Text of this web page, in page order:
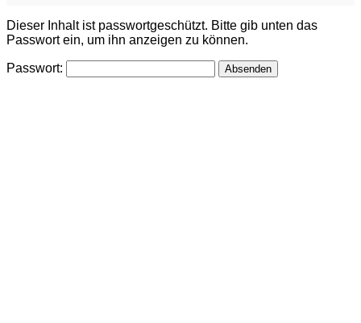
Dieser Inhalt ist passwortgeschützt. Bitte gib unten das
Passwort ein, um ihn anzeigen zu können.
Passwort: